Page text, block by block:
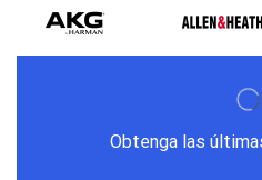
Obtenga las